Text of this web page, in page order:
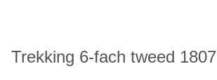
Trekking 6-fach tweed 1807